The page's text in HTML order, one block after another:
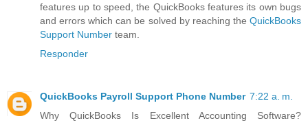
features up to speed, the QuickBooks features its own bugs
and errors which can be solved by reaching the QuickBooks
Support Number team.
Responder
QuickBooks Payroll Support Phone Number 7:22 a. m.
Why QuickBooks Is Excellent Accounting Software?